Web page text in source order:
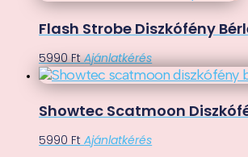
Flash Strobe Diszkófény
5990Ft Ajánlatkérés
Showtec Scatmoon
5990 Ft Ajánlatkérés